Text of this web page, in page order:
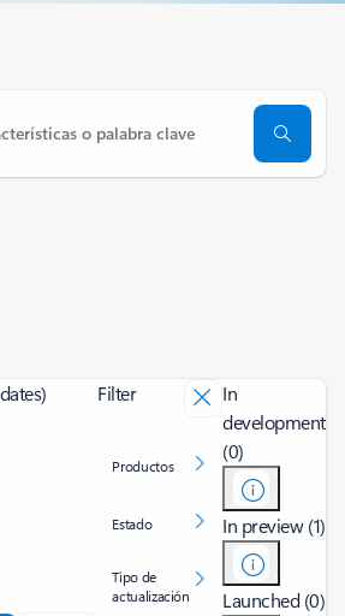
Filter
Productos
Estado
Tipo de
actualización
In
development
(0)
In preview (1)
Launched (0)